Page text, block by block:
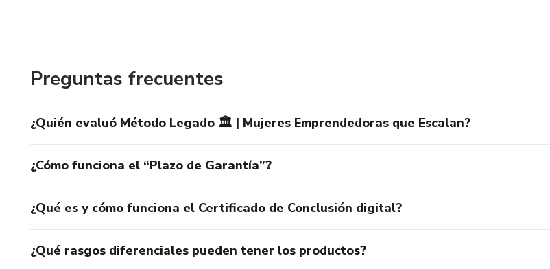
Preguntas frecuentes
¿Quién evaluó Método Legado 🏛️ | Mujeres Emprendedoras que Escalan?
¿Cómo funciona el “Plazo de Garantía”?
¿Qué es y cómo funciona el Certificado de Conclusión digital?
¿Qué rasgos diferenciales pueden tener los productos?